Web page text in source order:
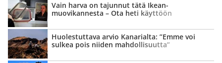
Vain harva on tajunnut tätä Ikean-
muovikannesta – Ota heti käyttöön
Huolestuttava arvio Kanarialta: ”Emme voi
sulkea pois niiden mahdollisuutta”